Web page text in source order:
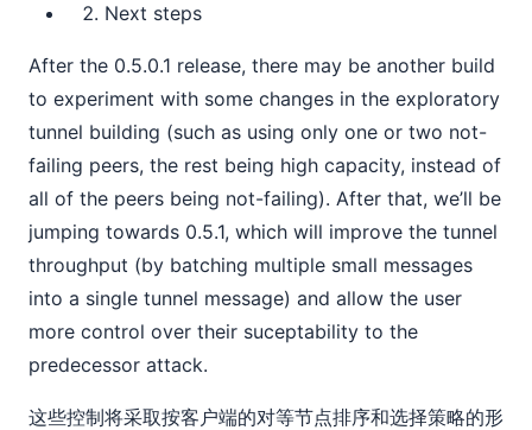
Next steps
After the 0.5.0.1 release, there may be another build
to experiment with some changes in the exploratory
tunnel building (such as using only one or two not-
failing peers, the rest being high capacity, instead of
all of the peers being not-failing). After that, we’ll be
jumping towards 0.5.1, which will improve the tunnel
throughput (by batching multiple small messages
into a single tunnel message) and allow the user
more control over their suceptability to the
predecessor attack.
这些控制将采取按客户端的对等节点排序和选择策略的形